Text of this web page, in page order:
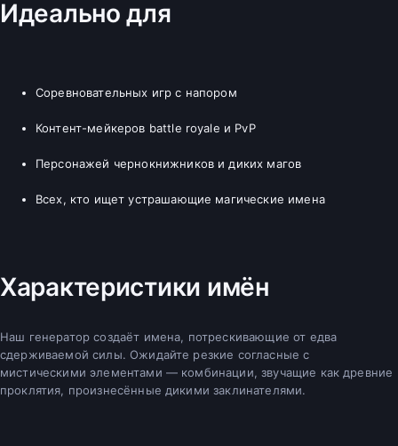
Идеально для
Соревновательных игр с напором
Контент-мейкеров battle royale и PvP
Персонажей чернокнижников и диких магов
Всех, кто ищет устрашающие магические имена
Характеристики имён
Наш генератор создаёт имена, потрескивающие от едва
сдерживаемой силы. Ожидайте резкие согласные с
мистическими элементами — комбинации, звучащие как древние
проклятия, произнесённые дикими заклинателями.